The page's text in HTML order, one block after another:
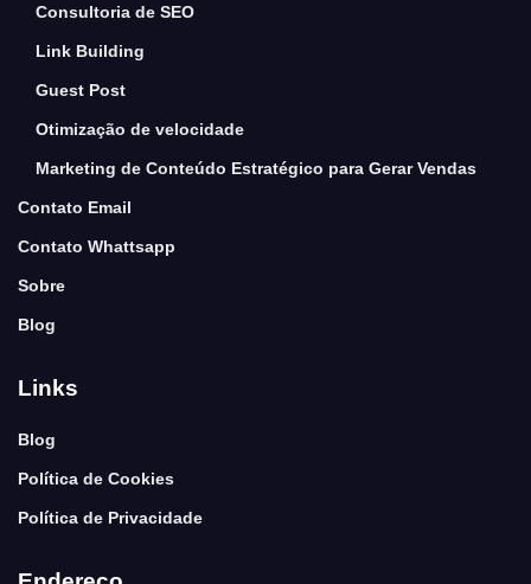
Consultoria de SEO
Link Building
Guest Post
Otimização de velocidade
Marketing de Conteúdo Estratégico para Gerar Vendas
Contato Email
Contato Whattsapp
Sobre
Blog
Links
Blog
Política de Cookies
Política de Privacidade